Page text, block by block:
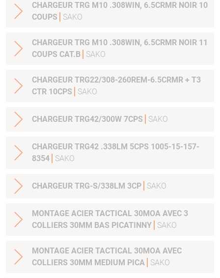
CHARGEUR TRG M10 .308WIN, 6.5CRMR NOIR 10
COUPS
SAKO
CHARGEUR TRG M10 .308WIN, 6.5CRMR NOIR 11
COUPS CAT.B
SAKO
CHARGEUR TRG22/308-260REM-6.5CRMR + T3
CTR 10CPS
SAKO
CHARGEUR TRG42/300W 7CPS SAKO
CHARGEUR TRG42 .338LM 5CPS 1005-15-157-
8354
SAKO
CHARGEUR TRG-S/338LM 3CP SAKO
MONTAGE ACIER TACTICAL 30MOA AVEC 3
COLLIERS 30MM BAS PICATINNY
SAKO
MONTAGE ACIER TACTICAL 30MOA AVEC
COLLIERS 30MM MEDIUM PICA
SAKO